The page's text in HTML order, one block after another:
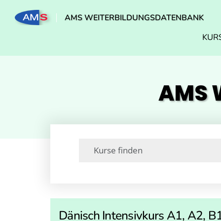
AMS WEITERBILDUNGSDATENBANK
AMS
Dänisch Intensivkurs A1, A2,